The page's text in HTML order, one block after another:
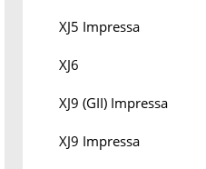
XJ5 Impressa
XJ6
XJ9 (GII) Impressa
XJ9 Impressa